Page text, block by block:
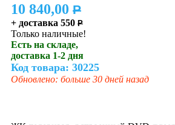
10 840,00 P
+ доставка 550 P
Только наличные!
Есть на складе,
доставка 1-2 дня
Код товара: 30225
Обновлено: больше 30 дней назад